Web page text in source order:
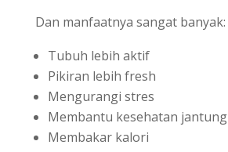
Dan manfaatnya sangat banyak:
Tubuh lebih aktif
Pikiran lebih fresh
Mengurangi stres
Membantu kesehatan jantung
Membakar kalori